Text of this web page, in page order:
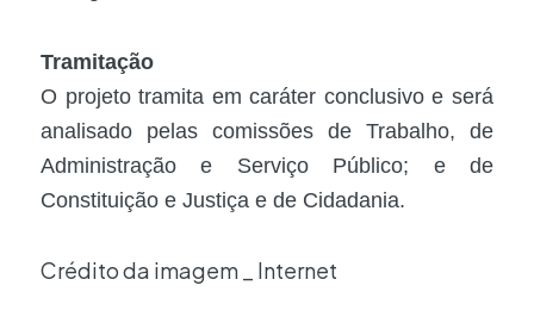
Tramitação
O projeto tramita emcaráter conclusivoe será
analisado pelas comissões de Trabalho, de
Administração e Serviço Público; e de
Constituição e Justiça e de Cidadania.
Crédito da imagem _ Internet